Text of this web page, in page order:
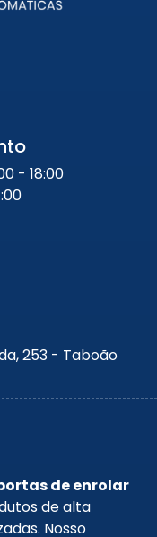
- 18:00
253 - Taboão
de enrolar
de alta
Nosso